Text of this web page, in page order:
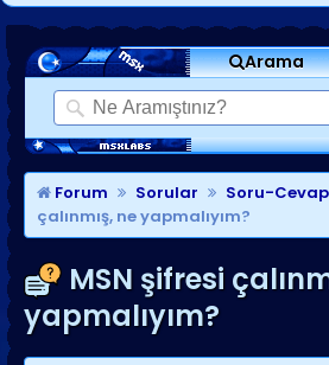
FORUMLAR
SORU-CEVAP
GÜNLÜKLER
SON MESAJLAR
KISAYOLLAR
Arama
Forum Sorular Soru-Cevap
çalınmış, ne yapmalıyım?
MSN şifresi
yapmalıyım?